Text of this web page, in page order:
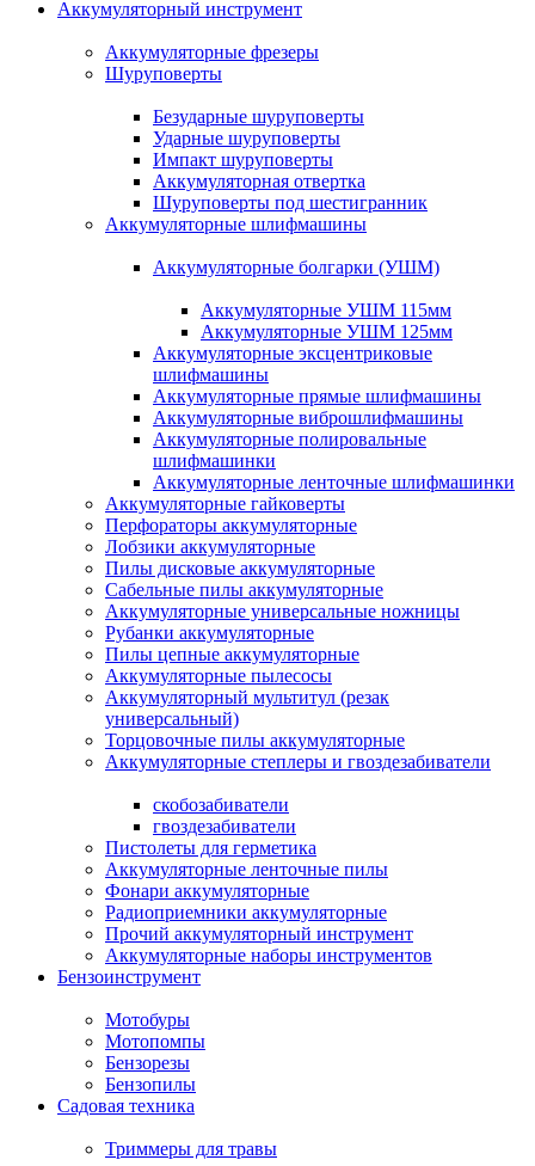
Аккумуляторный инструмент
Аккумуляторные фрезеры
Шуруповерты
Безударные шуруповерты
Ударные шуруповерты
Импакт шуруповерты
Аккумуляторная отвертка
Шуруповерты под шестигранник
Аккумуляторные шлифмашины
Аккумуляторные болгарки (УШМ)
Аккумуляторные УШМ 115мм
Аккумуляторные УШМ 125мм
Аккумуляторные эксцентриковые
шлифмашины
Аккумуляторные прямые шлифмашины
Аккумуляторные виброшлифмашины
Аккумуляторные полировальные
шлифмашинки
Аккумуляторные ленточные шлифмашинки
Аккумуляторные гайковерты
Перфораторы аккумуляторные
Лобзики аккумуляторные
Пилы дисковые аккумуляторные
Сабельные пилы аккумуляторные
Аккумуляторные универсальные ножницы
Рубанки аккумуляторные
Пилы цепные аккумуляторные
Аккумуляторные пылесосы
Аккумуляторный мультитул (резак
универсальный)
Торцовочные пилы аккумуляторные
Аккумуляторные степлеры и гвоздезабиватели
скобозабиватели
гвоздезабиватели
Пистолеты для герметика
Аккумуляторные ленточные пилы
Фонари аккумуляторные
Радиоприемники аккумуляторные
Прочий аккумуляторный инструмент
Аккумуляторные наборы инструментов
Бензоинструмент
Мотобуры
Мотопомпы
Бензорезы
Бензопилы
Садовая техника
Триммеры для травы